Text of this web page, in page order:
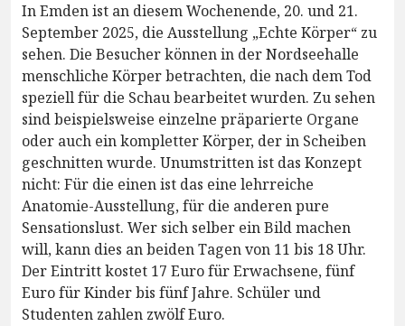
In Emden ist an diesem Wochenende, 20. und 21.
September 2025, die Ausstellung „Echte Körper“ zu
sehen. Die Besucher können in der Nordseehalle
menschliche Körper betrachten, die nach dem Tod
speziell für die Schau bearbeitet wurden. Zu sehen
sind beispielsweise einzelne präparierte Organe
oder auch ein kompletter Körper, der in Scheiben
geschnitten wurde. Unumstritten ist das Konzept
nicht: Für die einen ist das eine lehrreiche
Anatomie-Ausstellung, für die anderen pure
Sensationslust. Wer sich selber ein Bild machen
will, kann dies an beiden Tagen von 11 bis 18 Uhr.
Der Eintritt kostet 17 Euro für Erwachsene, fünf
Euro für Kinder bis fünf Jahre. Schüler und
Studenten zahlen zwölf Euro.